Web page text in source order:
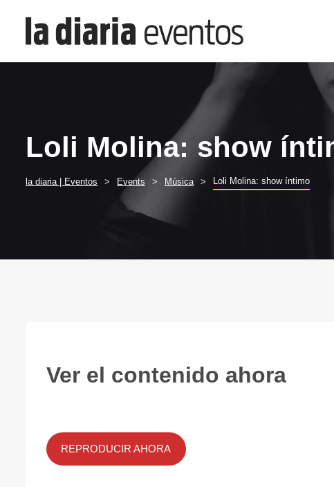
Loli Molina: show
la diaria | Eventos Events Música Loli Molina: show íntimo
Ver el contenido ahora
REPRODUCIR AHORA